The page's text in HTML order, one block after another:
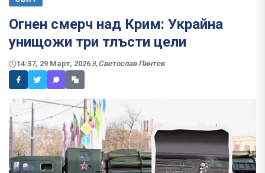
Огнен смерч над Крим: Украйна
унищожи три тлъсти цели
14:37, 29 Март, 2026 Светослав Пинтев